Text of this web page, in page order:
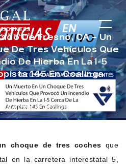
De Fresno, CA – Un
De Tres Vehículos Que
De Hierba En La I-5
145 En Coalinga
Noticias de Accidentes
choque de tres coches que
en la carretera interestatal 5,